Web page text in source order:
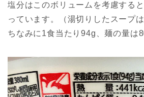
塩分はこのボリュームを考慮する
っています。（湯切りしたスープは
ちなみに1食当たり94g、麺の量は